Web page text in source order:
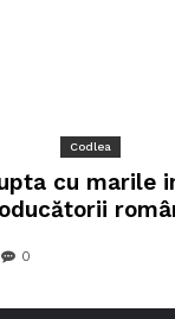
Codlea
cu marile
0